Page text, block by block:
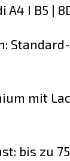
A4 I B5 |
mit
bis zu